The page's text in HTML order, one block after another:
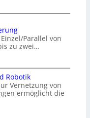
Parallel von
zu zwei…
Robotik
Vernetzung von
ermöglicht die